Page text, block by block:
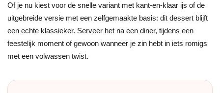
Of je nu kiest voor de snelle variant met kant-en-klaar ijs of de
uitgebreide versie met een zelfgemaakte basis: dit dessert blijft
een echte klassieker. Serveer het na een diner, tijdens een
feestelijk moment of gewoon wanneer je zin hebt in iets romigs
met een volwassen twist.